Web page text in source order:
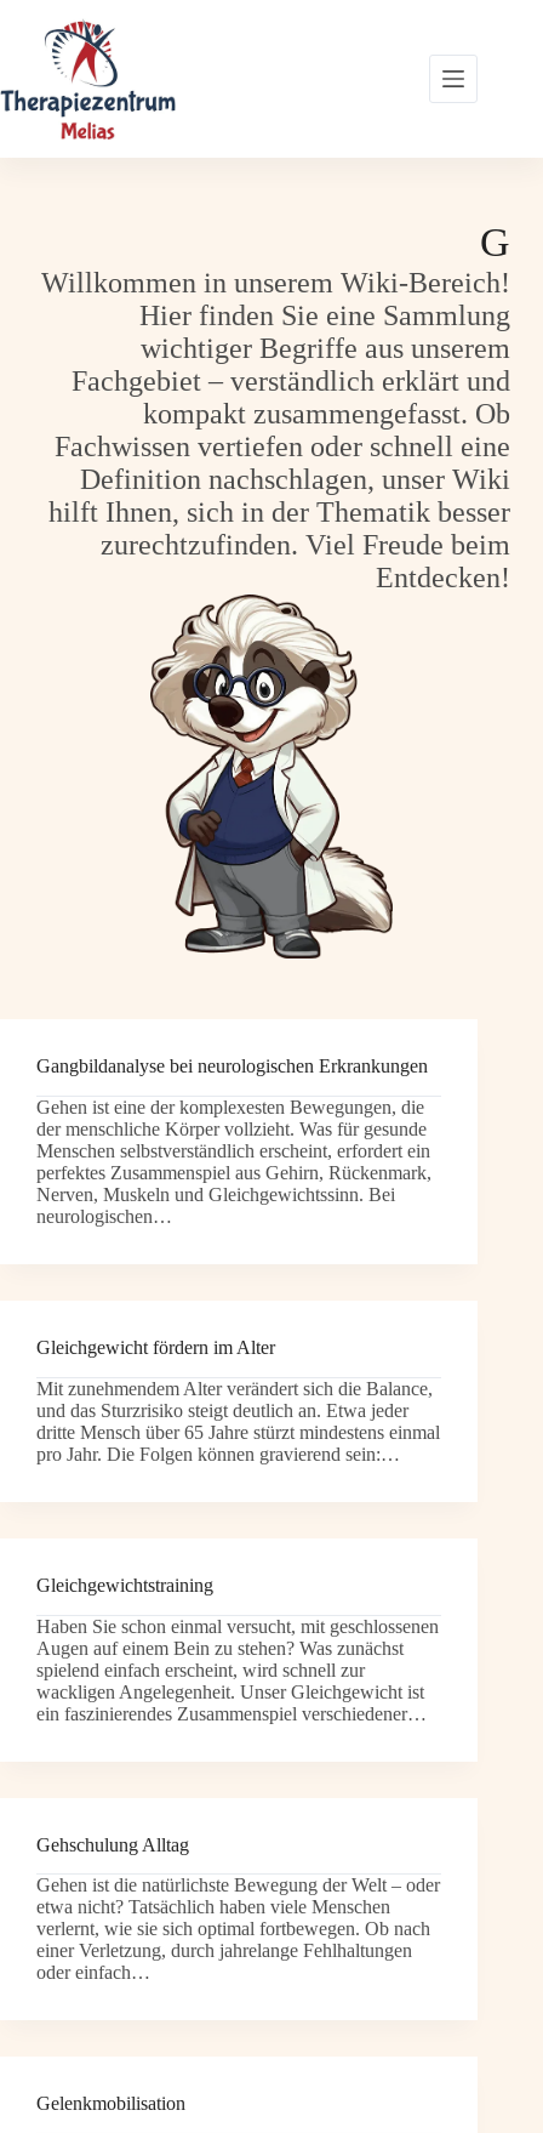
springen
G
Willkommen in unserem Wiki-Bereich!
Hier finden Sie eine Sammlung
wichtiger Begriffe aus unserem
Fachgebiet – verständlich erklärt und
kompakt zusammengefasst. Ob
Fachwissen vertiefen oder schnell eine
Definition nachschlagen, unser Wiki
hilft Ihnen, sich in der Thematik besser
zurechtzufinden. Viel Freude beim
Entdecken!
Gangbildanalyse bei neurologischen Erkrankungen
Gehen ist eine der komplexesten Bewegungen, die
der menschliche Körper vollzieht. Was für gesunde
Menschen selbstverständlich erscheint, erfordert ein
perfektes Zusammenspiel aus Gehirn, Rückenmark,
Nerven, Muskeln und Gleichgewichtssinn. Bei
neurologischen…
Gleichgewicht fördern im Alter
Mit zunehmendem Alter verändert sich die Balance,
und das Sturzrisiko steigt deutlich an. Etwa jeder
dritte Mensch über 65 Jahre stürzt mindestens einmal
pro Jahr. Die Folgen können gravierend sein:…
Gleichgewichtstraining
Haben Sie schon einmal versucht, mit geschlossenen
Augen auf einem Bein zu stehen? Was zunächst
spielend einfach erscheint, wird schnell zur
wackligen Angelegenheit. Unser Gleichgewicht ist
ein faszinierendes Zusammenspiel verschiedener…
Gehschulung Alltag
Gehen ist die natürlichste Bewegung der Welt – oder
etwa nicht? Tatsächlich haben viele Menschen
verlernt, wie sie sich optimal fortbewegen. Ob nach
einer Verletzung, durch jahrelange Fehlhaltungen
oder einfach…
Gelenkmobilisation